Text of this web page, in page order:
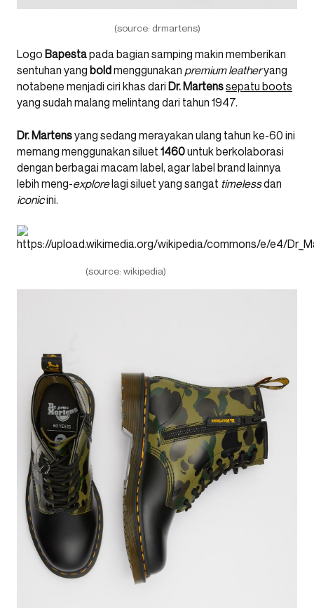
(source: drmartens)
Logo Bapestapada bagian samping makin memberikan
sentuhan yang boldmenggunakan premium leatheryang
notabene menjadi ciri khas dari Dr. Martenssepatu boots
yang sudah malang melintang dari tahun 1947.
Dr. Martensyang sedang merayakan ulang tahun ke-60 ini
memang menggunakan siluet 1460untuk berkolaborasi
dengan berbagai macam label, agar label brand lainnya
lebih meng-explorelagi siluet yang sangat timelessdan
iconicini.
(source: wikipedia)